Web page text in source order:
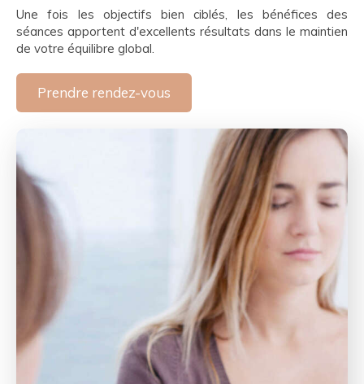
Une fois les objectifs bien ciblés, les bénéfices des
séances apportent d'excellents résultats dans le maintien
de votre équilibre global.
Prendre rendez-vous